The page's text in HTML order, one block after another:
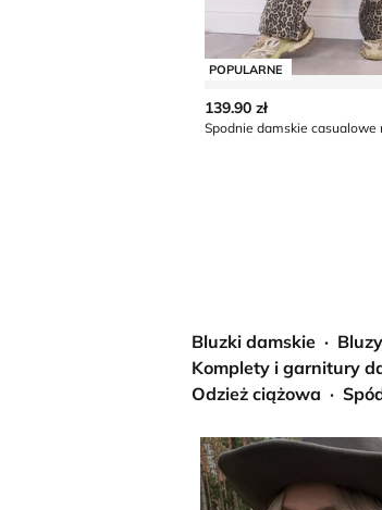
POPULARNE
139.90 zł
Bluzki damskie
Komplety i garnitury
Odzież ciążowa